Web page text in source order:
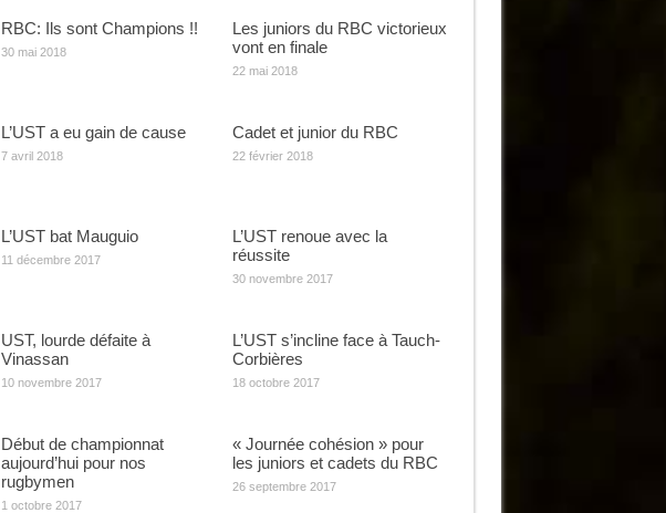
RBC: Ils sont Champions !!
30 mai 2018
Les juniors du RBC victorieux
vont en finale
22 mai 2018
L’UST a eu gain de cause
7 avril 2018
Cadet et junior du RBC
22 février 2018
L’UST bat Mauguio
11 décembre 2017
L’UST renoue avec la
réussite
30 novembre 2017
UST, lourde défaite à
Vinassan
10 novembre 2017
L’UST s’incline face à Tauch-
Corbières
18 octobre 2017
Début de championnat
aujourd’hui pour nos
rugbymen
1 octobre 2017
« Journée cohésion » pour
les juniors et cadets du RBC
26 septembre 2017